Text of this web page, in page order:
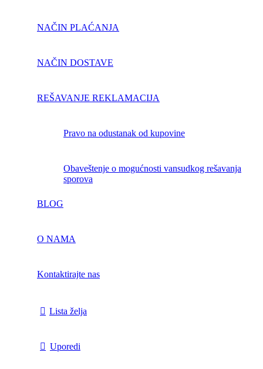
NAČIN PLAĆANJA
NAČIN DOSTAVE
REŠAVANJE REKLAMACIJA
pravo na odustanak od kupovine
obaveštenje o mogućnosti vansudkog rešavanja
sporova
BLOG
O NAMA
Kontaktirajte nas
Lista želja
Uporedi